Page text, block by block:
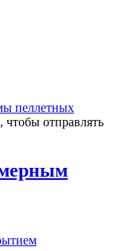
пеллетных
, чтобы отправлять